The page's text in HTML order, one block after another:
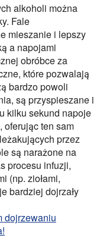
alkoholi można
Fale
mieszanie i lepszy
a napojami
obróbce za
które pozwalają
bardzo powoli
są przyspieszane i
kilku sekund napoje
oferując ten sam
przez
są narażone na
procesu infuzji,
(np. ziołami,
bardziej dojrzały
dojrzewaniu